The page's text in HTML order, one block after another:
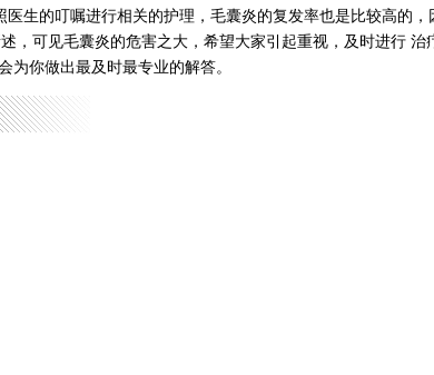
生的叮嘱进行相关的护理，毛囊炎的复发率也是比较高的
可见毛囊炎的危害之大，希望大家引起重视，及时进行
为你做出最及时最专业的解答。